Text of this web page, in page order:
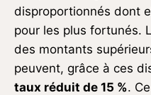
disproportionnés dont
pour les plus fortunés.
des montants
peuvent, grâce à ces
taux réduit de 15 %.